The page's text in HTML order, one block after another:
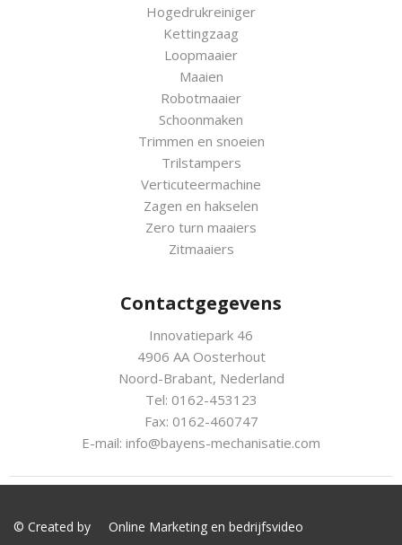
Hogedrukreiniger
Kettingzaag
Loopmaaier
Maaien
Robotmaaier
Schoonmaken
Trimmen en snoeien
Trilstampers
Verticuteermachine
Zagen en hakselen
Zero turn maaiers
Zitmaaiers
Contactgegevens
Innovatiepark 46
4906 AA Oosterhout
Noord-Brabant, Nederland
Tel: 0162-453123
Fax: 0162-460747
E-mail: info@bayens-mechanisatie.com
© Created by Online Marketing en bedrijfsvideo